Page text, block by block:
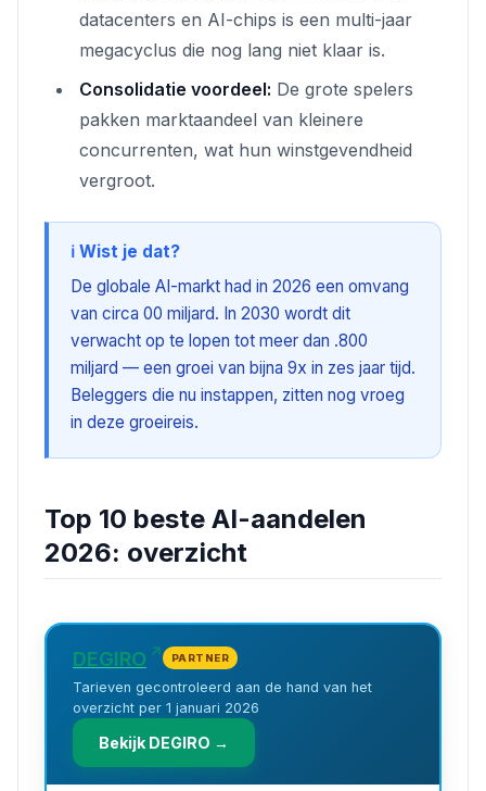
datacenters en AI-chips is een multi-jaar
megacyclus die nog lang niet klaar is.
Consolidatie voordeel: De grote spelers
pakken marktaandeel van kleinere
concurrenten, wat hun winstgevendheid
vergroot.
ℹ️ Wist je dat?
De globale AI-markt had in 2026 een omvang
van circa 00 miljard. In 2030 wordt dit
verwacht op te lopen tot meer dan .800
miljard — een groei van bijna 9x in zes jaar tijd.
Beleggers die nu instappen, zitten nog vroeg
in deze groeireis.
Top 10 beste AI-aandelen
2026: overzicht
DEGIRO PARTNER
Tarieven gecontroleerd aan de hand van het
overzicht per 1 januari 2026
Bekijk DEGIRO →